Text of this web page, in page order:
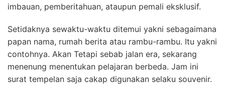
imbauan, pemberitahuan, ataupun pemali eksklusif.
Setidaknya sewaktu-waktu ditemui yakni sebagaimana
papan nama, rumah berita atau rambu-rambu. Itu yakni
contohnya. Akan Tetapi sebab jalan era, sekarang
menenung menentukan pelajaran berbeda. Jam ini
surat tempelan saja cakap digunakan selaku souvenir.